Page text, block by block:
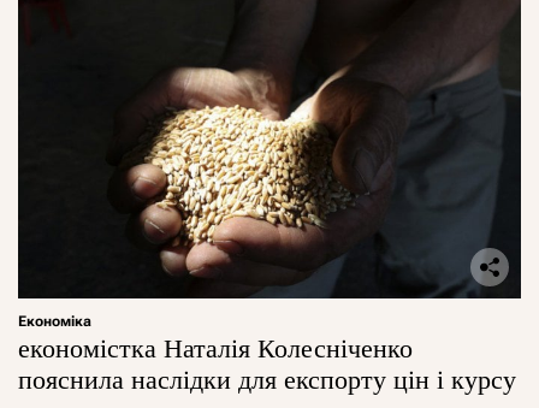
Економіка
економістка Наталія Колесніченко
пояснила наслідки для експорту цін і курсу